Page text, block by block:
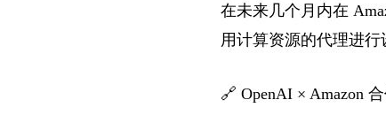
在未来几个月内在
用计算资源的代理进行
🔗 OpenAI × Amazon